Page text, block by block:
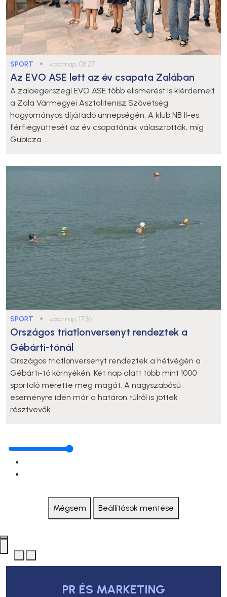
SPORT ● vasárnap, 08:27
Az EVO ASE lett az év csapata Zalában
A zalaegerszegi EVO ASE több elismerést is kiérdemelt
a Zala Vármegyei Asztalitenisz Szövetség
hagyományos díjátadó ünnepségén. A klub NB II-es
férfiegyüttesét az év csapatának választották, míg
Gubicza ...
SPORT ● vasárnap, 17:36
Országos triatlonversenyt rendeztek a
Gébárti-tónál
Országos triatlonversenyt rendeztek a hétvégén a
Gébárti-tó környékén. Két nap alatt több mint 1000
sportoló mérette meg magát. A nagyszabású
eseményre idén már a határon túlról is jöttek
résztvevők.
Mégsem Beállítások mentése
PR ÉS MARKETING